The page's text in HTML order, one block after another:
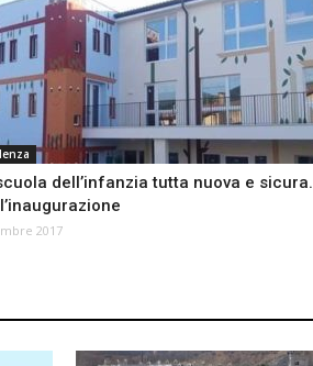
dell’infanzia tutta nuova e sicura.
2017